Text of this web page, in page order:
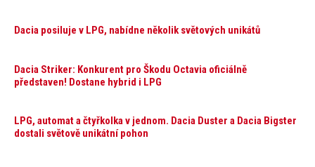
Dacia posiluje v LPG, nabídne několik světových unikátů
Dacia Striker: Konkurent pro Škodu Octavia oficiálně
představen! Dostane hybrid i LPG
LPG, automat a čtyřkolka v jednom. Dacia Duster a Dacia Bigster
dostali světově unikátní pohon